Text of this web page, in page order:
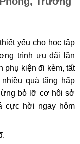
yếu cho học tập
trình ưu đãi lần
phụ kiện đi kèm, tất
quà tặng hấp
bỏ lỡ cơ hội sở
cực hời ngay hôm